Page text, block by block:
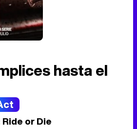
hasta el
Ride or Die